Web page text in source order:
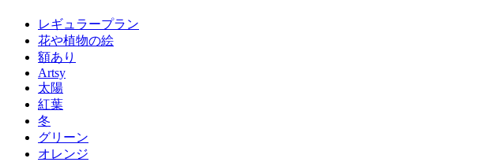
レギュラープラン
花や植物の絵
額あり
Artsy
太陽
紅葉
冬
グリーン
オレンジ